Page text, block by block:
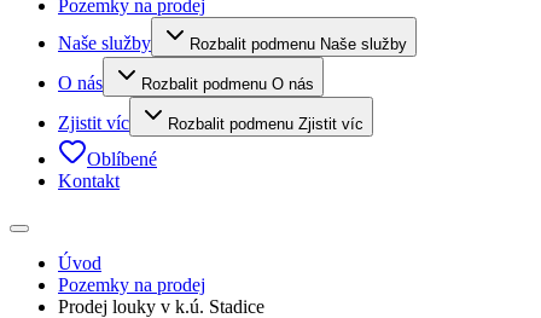
Pozemky na prodej
Naše služby
Rozbalit podmenu Naše služby
O nás Rozbalit podmenu O nás
Zjistit víc Rozbalit podmenu Zjistit víc
Oblíbené
Kontakt
Úvod
Pozemky na prodej
Prodej louky v k.ú. Stadice